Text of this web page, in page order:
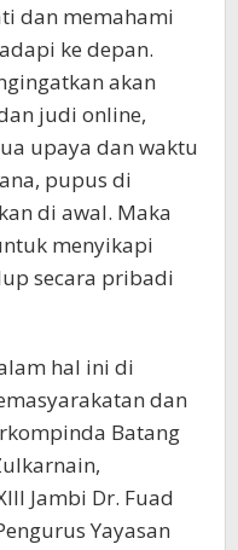
dan memahami
ke depan.
akan
judi online,
upaya dan waktu
pupus di
di awal. Maka
menyikapi
secara pribadi
hal ini di
dan
Batang
Jambi Dr. Fuad
Yayasan